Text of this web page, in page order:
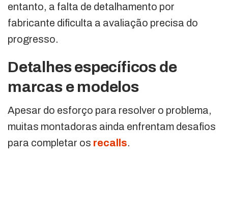
entanto, a falta de detalhamento por
fabricante dificulta a avaliação precisa do
progresso.
Detalhes específicos de
marcas e modelos
Apesar do esforço para resolver o problema,
muitas montadoras ainda enfrentam desafios
para completar os recalls.